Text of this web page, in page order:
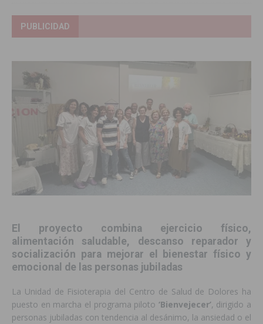
PUBLICIDAD
El proyecto combina ejercicio físico,
alimentación saludable, descanso reparador y
socialización para mejorar el bienestar físico y
emocional de las personas jubiladas
La Unidad de Fisioterapia del Centro de Salud de Dolores ha
puesto en marcha el programa piloto ‘Bienvejecer’, dirigido a
personas jubiladas con tendencia al desánimo, la ansiedad o el